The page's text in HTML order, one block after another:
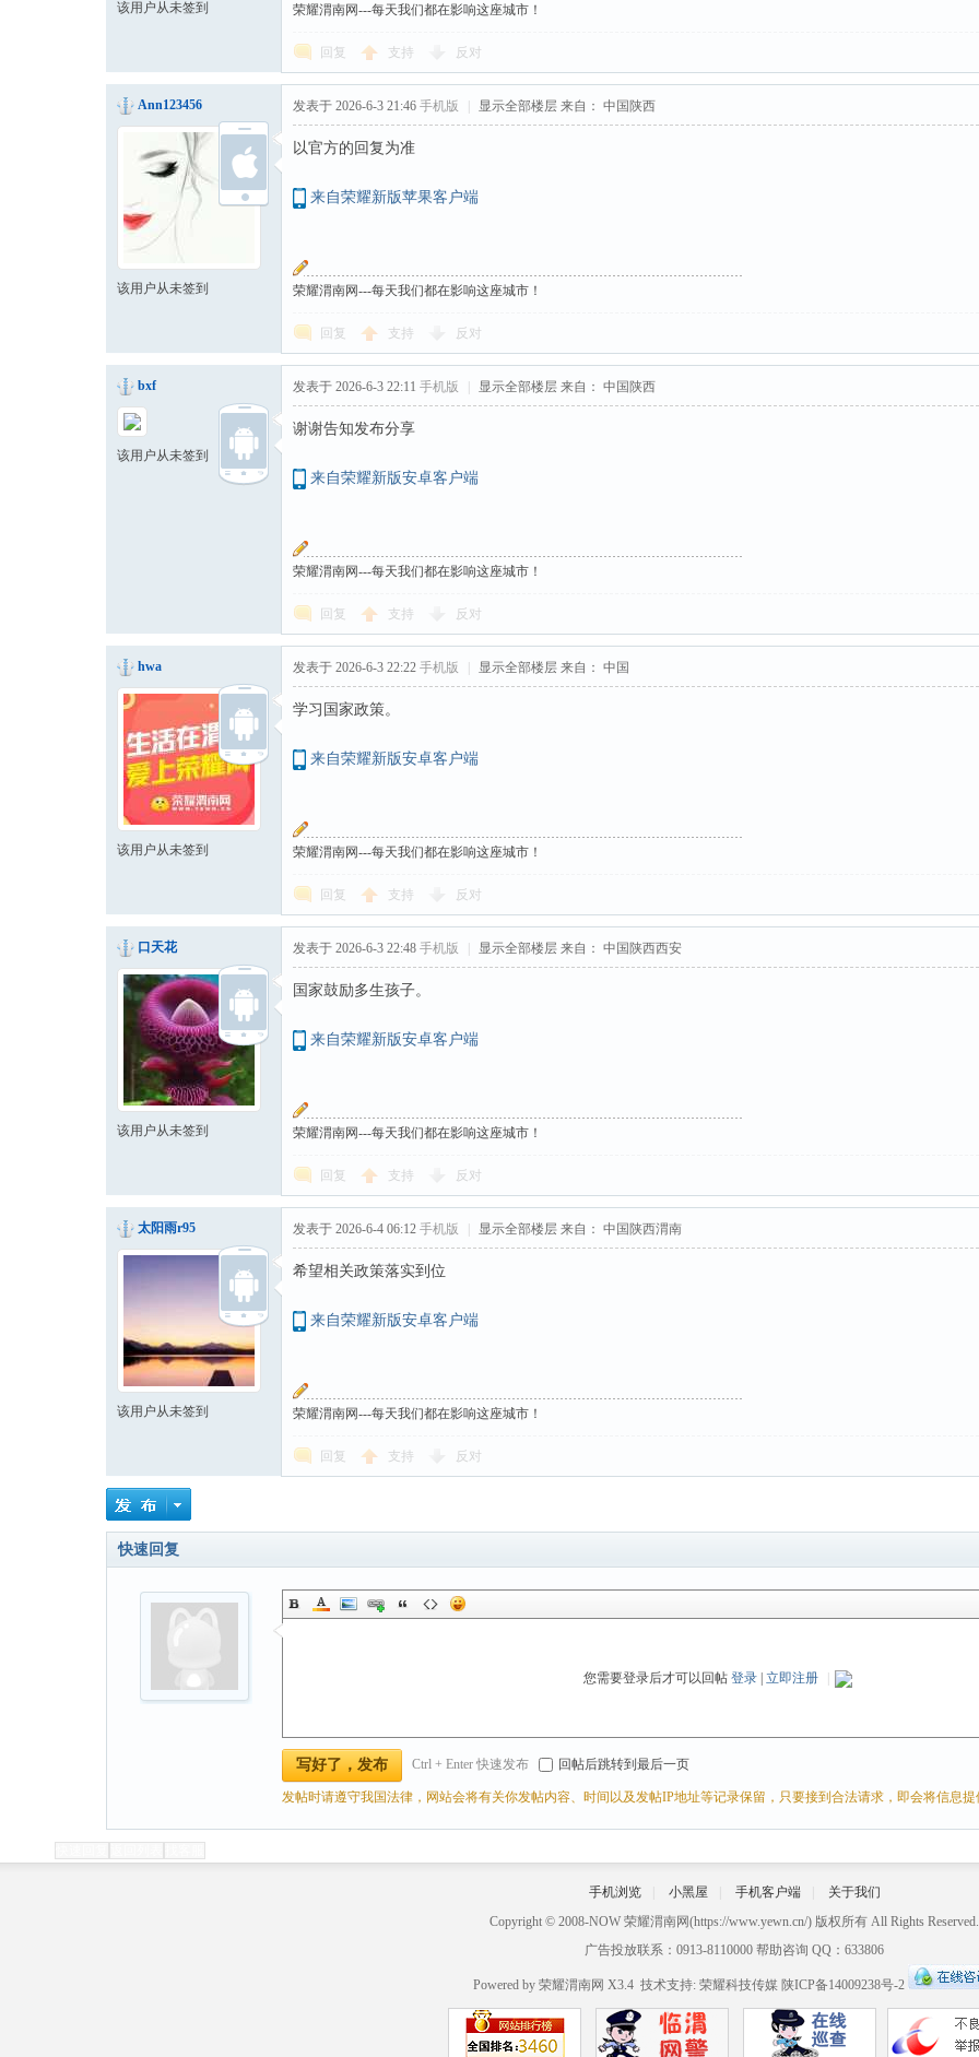
该用户从未签到 荣耀渭南网---每天我们都在影响这座城市！
回复 支持 反对
Ann123456
该用户从未签到
发表于 2026-6-3 21:46 手机版 显示全部楼层 来自： 中国陕西
以官方的回复为准
来自荣耀新版苹果客户端
荣耀渭南网---每天我们都在影响这座城市！
回复 支持 反对
bxf
该用户从未签到
发表于 2026-6-3 22:11 手机版 显示全部楼层 来自： 中国陕西
谢谢告知发布分享
来自荣耀新版安卓客户端
荣耀渭南网---每天我们都在影响这座城市！
回复 支持 反对
hwa
该用户从未签到
发表于 2026-6-3 22:22 手机版 显示全部楼层 来自： 中国
学习国家政策。
来自荣耀新版安卓客户端
荣耀渭南网---每天我们都在影响这座城市！
回复 支持 反对
口天花
该用户从未签到
发表于 2026-6-3 22:48 手机版 显示全部楼层 来自： 中国陕西西安
国家鼓励多生孩子。
来自荣耀新版安卓客户端
荣耀渭南网---每天我们都在影响这座城市！
回复 支持 反对
太阳雨r95
该用户从未签到
发表于 2026-6-4 06:12 手机版 显示全部楼层 来自： 中国陕西渭南
希望相关政策落实到位
来自荣耀新版安卓客户端
荣耀渭南网---每天我们都在影响这座城市！
回复 支持 反对
快速回复
您需要登录后才可以回帖 登录 立即注册
写好了，发布 Ctrl + Enter 快速发布 回帖后跳转到最后一页
发帖时请遵守我国法律，网站会将有关你发帖内容、时间以及发帖IP地址等记录保留，只要接到合法请求，即会将信息
手机浏览 小黑屋 手机客户端
关于我们
Copyright © 2008-NOW 荣耀渭南网(https://www.yewn.cn/) 版权所有 All Rights Reserved.
广告投放联系：0913-8110000 帮助咨询 QQ：633806
Powered by 荣耀渭南网 X3.4 技术支持: 荣耀科技传媒 陕ICP备14009238号-2